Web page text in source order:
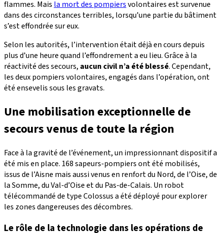
flammes. Maisla mort des pompiersvolontaires est survenue
dans des circonstances terribles, lorsqu’une partie du bâtiment
s’est effondrée sur eux.
Selon les autorités, l’intervention était déjà en cours depuis
plus d’une heure quand l’effondrement a eu lieu. Grâce à la
réactivité des secours, aucun civil n’a été blessé. Cependant,
les deux pompiers volontaires, engagés dans l’opération, ont
été ensevelis sous les gravats.
Une mobilisation exceptionnelle de
secours venus de toute la région
Face à la gravité de l’événement, un impressionnant dispositif a
été mis en place. 168 sapeurs-pompiers ont été mobilisés,
issus de l’Aisne mais aussi venus en renfort du Nord, de l’Oise, de
la Somme, du Val-d’Oise et du Pas-de-Calais. Un robot
télécommandé de type Colossus a été déployé pour explorer
les zones dangereuses des décombres.
Le rôle de la technologie dans les opérations de